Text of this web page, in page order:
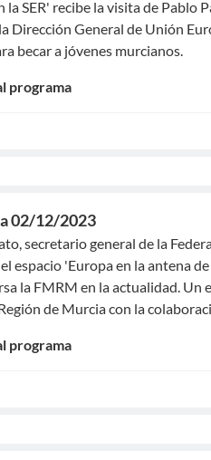
la SER' recibe la visita de Pablo
Dirección General de Unión
becar a jóvenes murcianos.
programa
02/12/2023
secretario general de la
espacio 'Europa en la antena
la FMRM en la actualidad. Un
de Murcia con la
programa